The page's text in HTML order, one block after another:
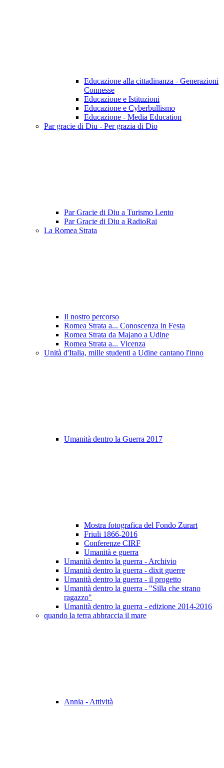
Educazione alla cittadinanza - Generazioni
Connesse
Educazione e Istituzioni
Educazione e Cyberbullismo
Educazione - Media Education
Par gracie di Diu - Per grazia di Dio
Par Gracie di Diu a Turismo Lento
Par Gracie di Diu a RadioRai
La Romea Strata
Il nostro percorso
Romea Strata a... Conoscenza in Festa
Romea Strata da Majano a Udine
Romea Strata a... Vicenza
Unità d'Italia, mille studenti a Udine cantano l'inno
Umanità dentro la Guerra 2017
Mostra fotografica del Fondo Zurart
Friuli 1866-2016
Conferenze CIRF
Umanità e guerra
Umanità dentro la guerra - Archivio
Umanità dentro la guerra - dixit guerre
Umanità dentro la guerra - il progetto
Umanità dentro la guerra - "Silla che strano
ragazzo"
Umanità dentro la guerra - edizione 2014-2016
quando la terra abbraccia il mare
Annia - Attività